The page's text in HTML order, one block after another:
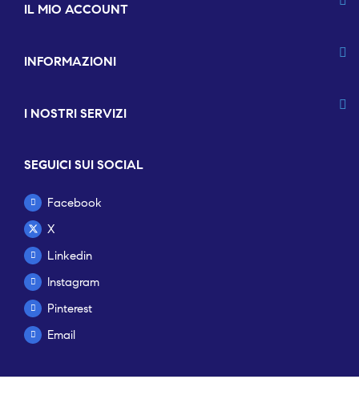
IL MIO ACCOUNT
INFORMAZIONI
I NOSTRI SERVIZI
SEGUICI SUI SOCIAL
Facebook
X
Linkedin
Instagram
Pinterest
Email